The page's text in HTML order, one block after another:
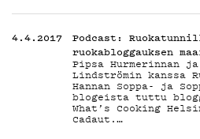
4.4.2017
Podcast:
ruokabloggauksen
Pipsa Hurmerinnan
Lindströmin kanssa
Hannan Soppa- ja
blogeista tuttu
What’s Cooking
Cadaut.…